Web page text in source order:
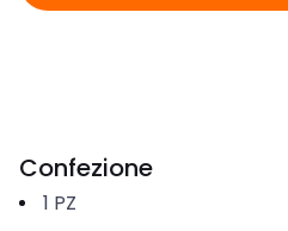
Confezione
1 PZ